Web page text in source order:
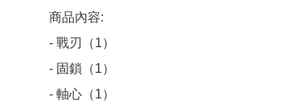
商品內容:
- 戰刃（1）
- 固鎖（1）
- 軸心（1）